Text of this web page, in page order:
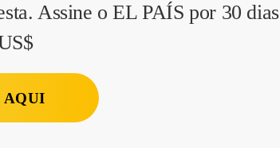
Assine o EL PAÍS por 30 dias
AQUI